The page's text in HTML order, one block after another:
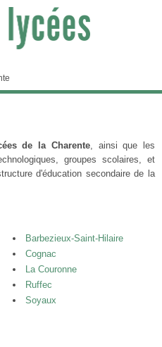
de la Charente, ainsi que les
groupes scolaires, et
d'éducation secondaire de la
Barbezieux-Saint-Hilaire
Cognac
La Couronne
Ruffec
Soyaux